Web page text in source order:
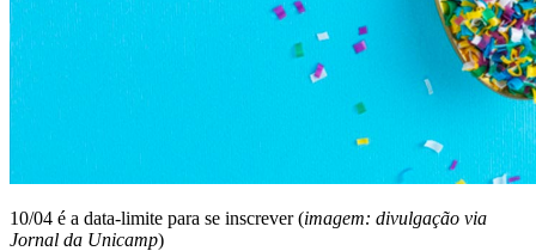
10/04 é a data-limite para se inscrever (imagem: divulgação via
Jornal da Unicamp)